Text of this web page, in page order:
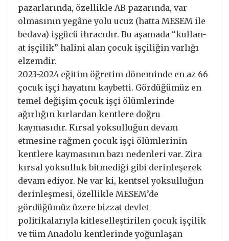
pazarlarında, özellikle AB pazarında, var
olmasının yegâne yolu ucuz (hatta MESEM ile
bedava) işgücü ihracıdır. Bu aşamada “kullan-
at işçilik” halini alan çocuk işçiliğin varlığı
elzemdir.
2023-2024 eğitim öğretim döneminde en az 66
çocuk işçi hayatını kaybetti. Gördüğümüz en
temel değişim çocuk işçi ölümlerinde
ağırlığın kırlardan kentlere doğru
kaymasıdır. Kırsal yoksulluğun devam
etmesine rağmen çocuk işçi ölümlerinin
kentlere kaymasının bazı nedenleri var. Zira
kırsal yoksulluk bitmediği gibi derinleşerek
devam ediyor. Ne var ki, kentsel yoksulluğun
derinleşmesi, özellikle MESEM’de
gördüğümüz üzere bizzat devlet
politikalarıyla kitleselleştirilen çocuk işçilik
ve tüm Anadolu kentlerinde yoğunlaşan